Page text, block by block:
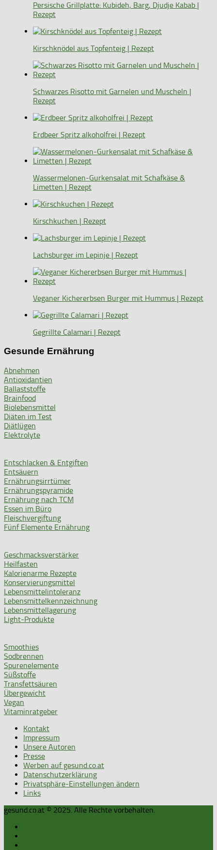
Persische Grillplatte: Kubideh, Barg, Djudje Kabab |
Rezept
Kirschknödel aus Topfenteig | Rezept
Schwarzes Risotto mit Garnelen und Muscheln |
Rezept
Erdbeer Spritz alkoholfrei | Rezept
Wassermelonen-Gurkensalat mit Schafkäse &
Limetten | Rezept
Kirschkuchen | Rezept
Lachsburger im Lepinje | Rezept
Veganer Kichererbsen Burger mit Hummus | Rezept
Gegrillte Calamari | Rezept
Gesunde Ernährung
Abnehmen
Antioxidantien
Ballaststoffe
Brainfood
Biolebensmittel
Diäten im Test
Diätlügen
Elektrolyte
Entschlacken & Entgiften
Entsäuern
Ernährungsirrtümer
Ernährungspyramide
Ernährung nach TCM
Essen im Büro
Fleischvergiftung
Fünf Elemente Ernährung
Geschmacksverstärker
Heilfasten
Kalorienarme Rezepte
Konservierungsmittel
Lebensmittelintoleranz
Lebensmittelkennzeichnung
Lebensmittellagerung
Light-Produkte
Smoothies
Sodbrennen
Spurenelemente
Süßstoffe
Transfettsäuren
Übergewicht
Vegan
Vitaminratgeber
Kontakt
Impressum
Unsere Autoren
Presse
Werben auf gesund.co.at
Datenschutzerklärung
Privatsphäre-Einstellungen ändern
Links
gesund.co.at © 2025. Alle Rechte vorbehalten.